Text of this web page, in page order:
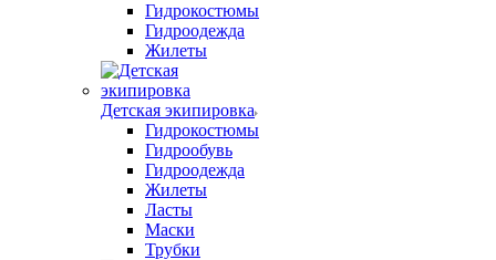
Гидрокостюмы
Гидроодежда
Жилеты
Детская экипировка
Гидрокостюмы
Гидрообувь
Гидроодежда
Жилеты
Ласты
Маски
Трубки